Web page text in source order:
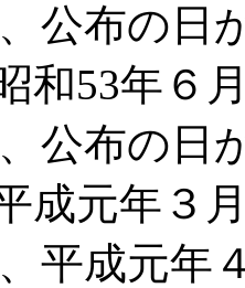
公布の日
53年６
公布の日
成元年３
平成元年